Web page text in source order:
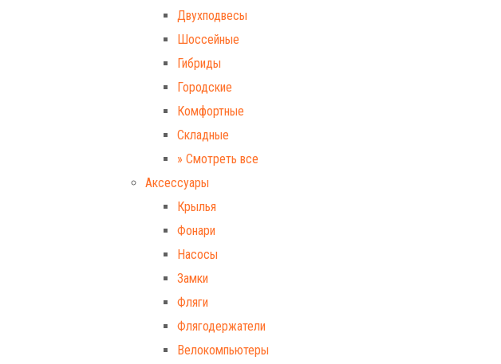
Двухподвесы
Шоссейные
Гибриды
Городские
Комфортные
Складные
» Смотреть все
Аксессуары
Крылья
Фонари
Насосы
Замки
Фляги
Флягодержатели
Велокомпьютеры